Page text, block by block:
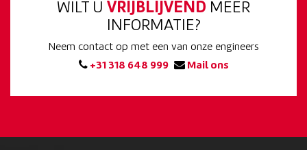
WILT U VRIJBLIJVEND MEER
INFORMATIE?
Neem contact op met een van onze engineers
+31 318 648 999
Mail ons